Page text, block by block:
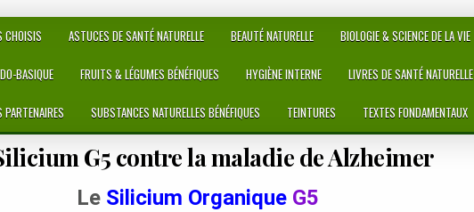
CHOISIS ASTUCES DE SANTÉ NATURELLE BEAUTÉ NATURELLE BIOLOGIE & SCIENCE DE LA VIE
BASIQUE FRUITS & LÉGUMES BÉNÉFIQUES HYGIÈNE INTERNE LIVRES DE SANTÉ NATURELLE
PARTENAIRES SUBSTANCES NATURELLES BÉNÉFIQUES TEINTURES TEXTES FONDAMENTAUX
G5 contre la maladie de Alzheimer
Le Silicium Organique G5